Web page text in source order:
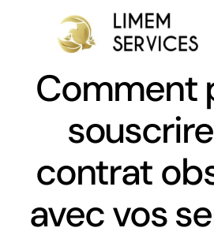
Accueil
A propos
Services
Galerie
Comment
contrat
avec vos